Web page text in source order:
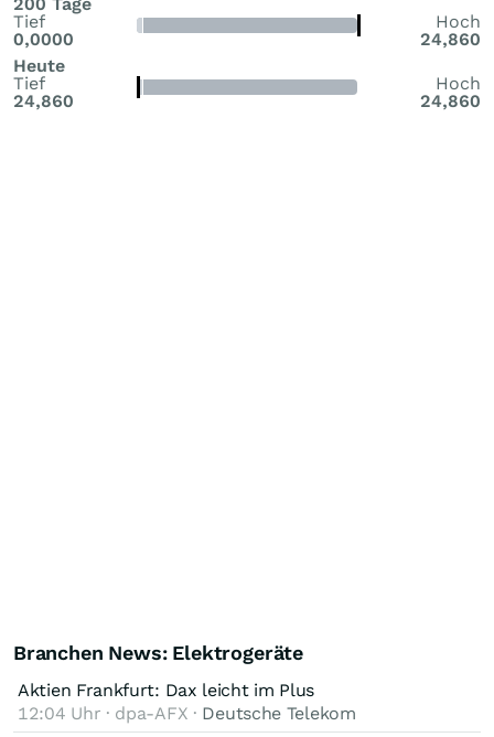
Tief
0,0000
Hoch
24,860
Heute
Tief
24,860
Hoch
24,860
Branchen News: Elektrogeräte
Aktien Frankfurt: Dax leicht im Plus
12:04 Uhr · dpa-AFX · Deutsche Telekom